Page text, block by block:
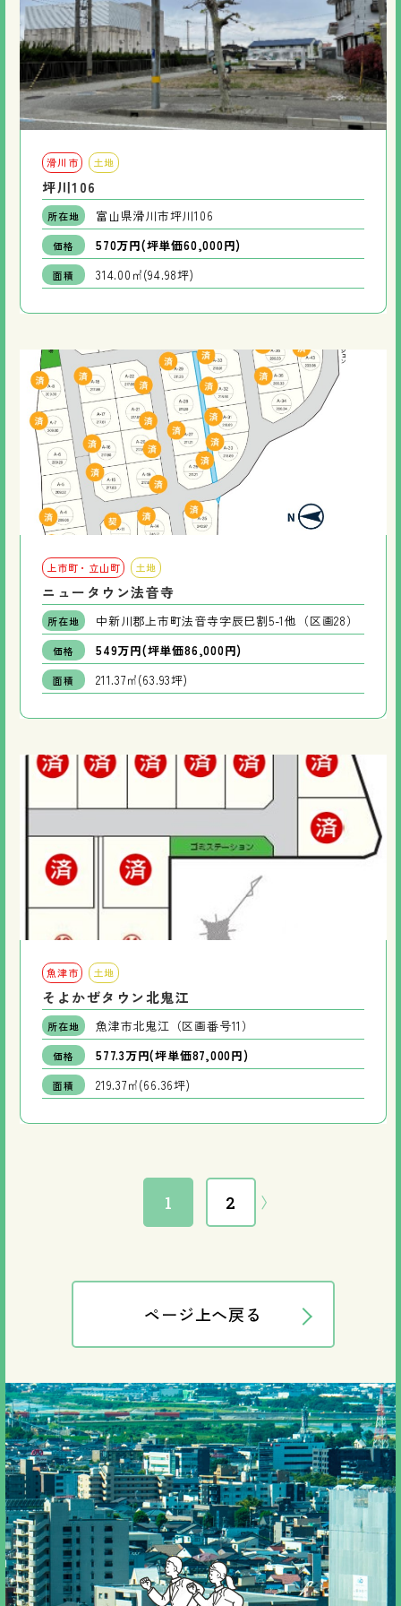
滑川市 土地
坪川106
所在地 富山県滑川市坪川106
価格 570万円(坪単価60,000円)
面積 314.00㎡(94.98坪)
上市町・立山町 土地
ニュータウン法音寺
所在地 中新川郡上市町法音寺字辰巳割5-1他（区画28）
価格 549万円(坪単価86,000円)
面積 211.37㎡(63.93坪)
魚津市 土地
そよかぜタウン北鬼江
所在地 魚津市北鬼江（区画番号11）
価格 577.3万円(坪単価87,000円)
面積 219.37㎡(66.36坪)
1 2
ページ上へ戻る